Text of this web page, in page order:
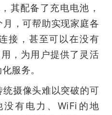
其配备了充电电池，
，可帮助实现家庭各
接，甚至可以在没有
，为用户提供了灵活
服务。
摄像头难以突破的可
有电力、WiFi的地